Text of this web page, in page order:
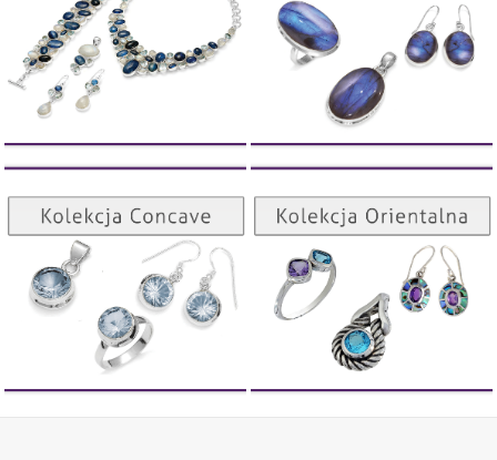
Kolekcja Concave
ZOBACZ
Kolekcja Orientalna
ZOBACZ